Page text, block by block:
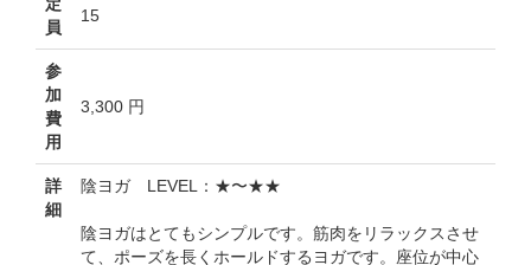
員
15
参
加
費
用
3,300 円
詳
細
陰ヨガ LEVEL：★〜★★
陰ヨガはとてもシンプルです。筋肉をリラックスさせ
て、ポーズを長くホールドするヨガです。座位が中心